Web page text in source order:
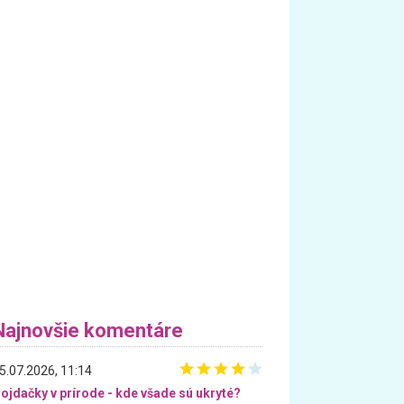
komentáre
11:14
v prírode - kde všade sú ukryté?